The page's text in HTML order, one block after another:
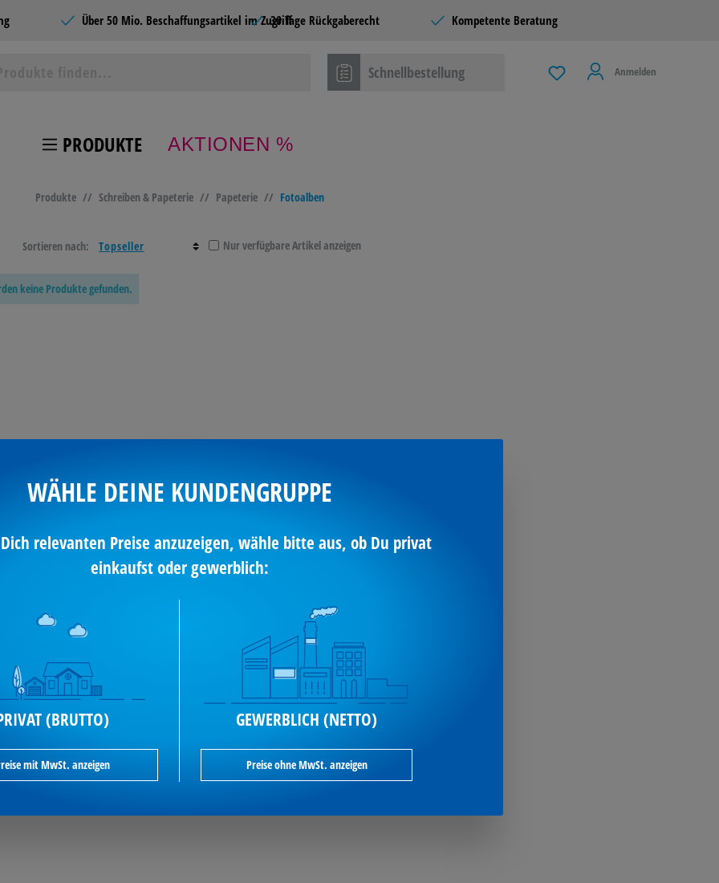
Über 50 Mio. Beschaffungsartikel im Zugriff30 Tage Rückgaberecht Kompetente Beratung
Schnellbestellung Anmelden
PRODUKTE AKTIONEN %
&
BASTELN &
Produkte // Schreiben & Papeterie // Papeterie // Fotoalben
Sortieren nach: Nur verfügbare Artikel anzeigen
keine Produkte gefunden.
WÄHLE DEINE KUNDENGRUPPE
relevanten Preise anzuzeigen, wähle bitte aus, ob Du privat
einkaufst oder gewerblich:
(BRUTTO)
mit MwSt. anzeigen
GEWERBLICH (NETTO)
Preise ohne MwSt. anzeigen